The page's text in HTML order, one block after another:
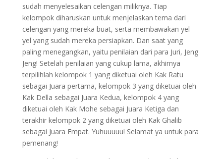
sudah menyelesaikan celengan miliknya. Tiap
kelompok diharuskan untuk menjelaskan tema dari
celengan yang mereka buat, serta membawakan yel
yel yang sudah mereka persiapkan. Dan saat yang
paling menegangkan, yaitu penilaian dari para Juri, Jeng
Jeng! Setelah penilaian yang cukup lama, akhirnya
terpilihlah kelompok 1 yang diketuai oleh Kak Ratu
sebagai Juara pertama, kelompok 3 yang diketuai oleh
Kak Della sebagai Juara Kedua, kelompok 4 yang
diketuai oleh Kak Mohe sebagai Juara Ketiga dan
terakhir kelompok 2 yang diketuai oleh Kak Ghalib
sebagai Juara Empat. Yuhuuuuu! Selamat ya untuk para
pemenang!